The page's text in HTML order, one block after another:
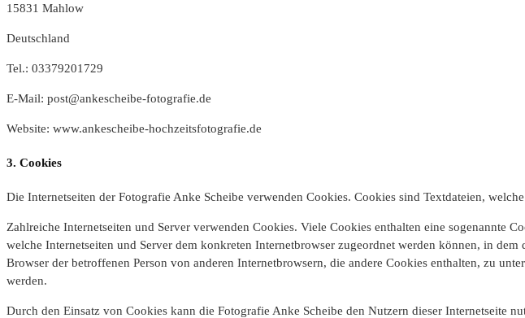
15831 Mahlow
Deutschland
Tel.: 03379201729
E-Mail: post@ankescheibe-fotografie.de
Website: www.ankescheibe-hochzeitsfotografie.de
3. Cookies
Die Internetseiten der Fotografie Anke Scheibe verwenden Cookies. Cookies sind Textdateien,
Zahlreiche Internetseiten und Server verwenden Cookies. Viele Cookies enthalten eine sogenannte
welche Internetseiten und Server dem konkreten Internetbrowser zugeordnet werden können, in
Browser der betroffenen Person von anderen Internetbrowsern, die andere Cookies enthalten, zu
werden.
Durch den Einsatz von Cookies kann die Fotografie Anke Scheibe den Nutzern dieser Internetseite